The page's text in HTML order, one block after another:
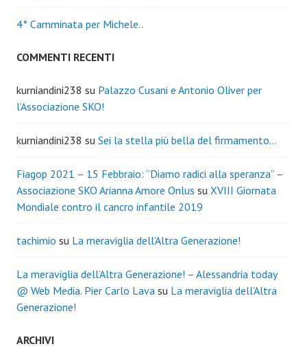
4° Camminata per Michele..
COMMENTI RECENTI
kurniandini238 su Palazzo Cusani e Antonio Oliver per
l’Associazione SKO!
kurniandini238 su Sei la stella più bella del firmamento…
Fiagop 2021 – 15 Febbraio: “Diamo radici alla speranza” –
Associazione SKO Arianna Amore Onlus su XVIII Giornata
Mondiale contro il cancro infantile 2019
tachimio su La meraviglia dell’Altra Generazione!
La meraviglia dell’Altra Generazione! – Alessandria today
@ Web Media. Pier Carlo Lava su La meraviglia dell’Altra
Generazione!
ARCHIVI